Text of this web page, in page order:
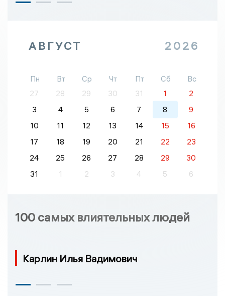
АВГУСТ 2026
Пн Вт Ср Чт Пт Сб
Вс
27
28 29 30 31 1
2
3
4 5 6 7 8
9
10
11 12 13 14 15
16
17
18 19 20 21 22
23
24
25 26 27 28 29
30
31
1 2 3 4 5 6
100 самых влиятельных людей
Карлин Илья Вадимович